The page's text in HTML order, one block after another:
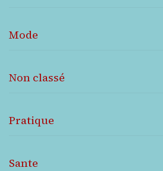
Mode
Non classé
Pratique
Sante